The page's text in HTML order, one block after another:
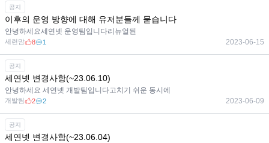
공지
이후의 운영 방향에 대해 유저분들께 묻습니다
안녕하세요세연넷 운영팀입니다리뉴얼된
세련맘 8 1 2023-06-15
공지
세연넷 변경사항(~23.06.10)
안녕하세요 세연넷 개발팀입니다고치기 쉬운 동시에
개발팀 2 2 2023-06-09
공지
세연넷 변경사항(~23.06.04)